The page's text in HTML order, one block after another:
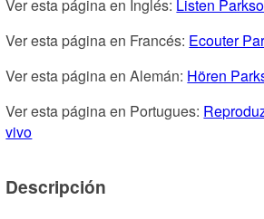
Ver esta página en Inglés: Listen
Ver esta página en Francés: Ecouter
Ver esta página en Alemán: Hören
Ver esta página en Portugues:
vivo
Descripción